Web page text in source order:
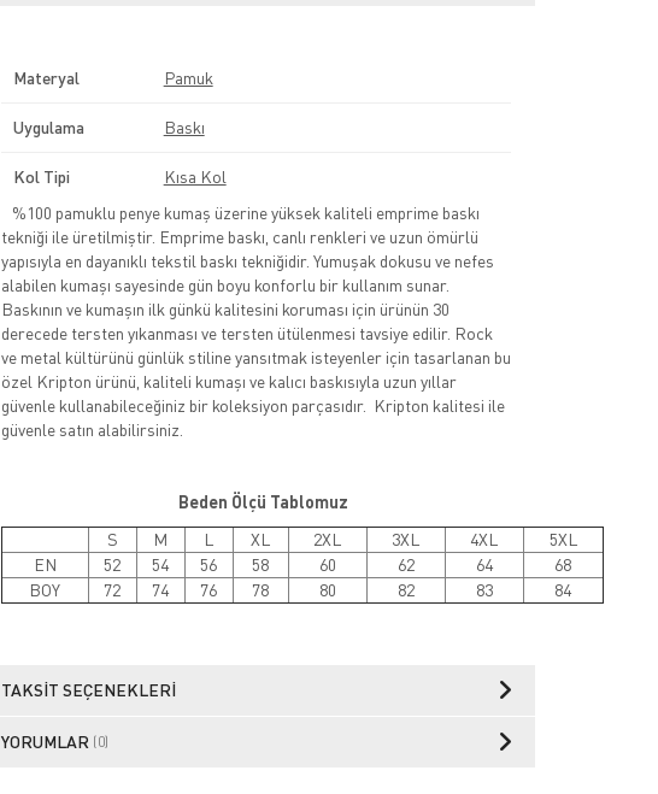
Materyal Pamuk
Uygulama Baskı
Kol Tipi
Kısa Kol
%100 pamuklu penye kumaş üzerine yüksek kaliteli emprime baskı
tekniği ile üretilmiştir. Emprime baskı, canlı renkleri ve uzun ömürlü
yapısıyla en dayanıklı tekstil baskı tekniğidir. Yumuşak dokusu ve nefes
alabilen kumaşı sayesinde gün boyu konforlu bir kullanım sunar.
Baskının ve kumaşın ilk günkü kalitesini koruması için ürünün 30
derecede tersten yıkanması ve tersten ütülenmesi tavsiye edilir. Rock
ve metal kültürünü günlük stiline yansıtmak isteyenler için tasarlanan bu
özel Kripton ürünü, kaliteli kumaşı ve kalıcı baskısıyla uzun yıllar
güvenle kullanabileceğiniz bir koleksiyon parçasıdır. Kripton kalitesi ile
güvenle satın alabilirsiniz.
Beden Ölçü Tablomuz
S
M L XL 2XL 3XL 4XL
5XL
EN
52 54 56 58 60 62 64
68
BOY
72 74 76 78 80 82 83 84
TAKSIT SEÇENEKLERI
YORUMLAR (0)